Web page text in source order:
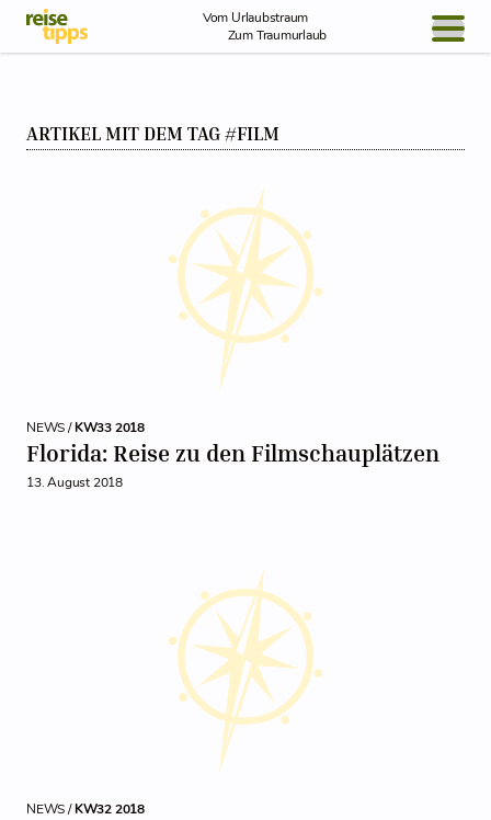
Skip to Content
Vom Urlaubstraum
Zum Traumurlaub
NEWS
ARTIKEL MIT DEM TAG #FILM
NEWS /KW33 2018
Florida: Reise zu den Filmschauplätzen
13. August 2018
NEWS /KW32 2018